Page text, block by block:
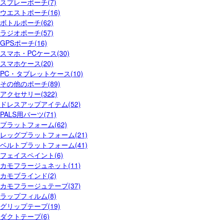
スプレーポーチ(7)
ウエストポーチ(16)
ボトルポーチ(62)
ラジオポーチ(57)
GPSポーチ(16)
スマホ・PCケース(30)
スマホケース(20)
PC・タブレットケース(10)
その他のポーチ(89)
アクセサリー(322)
ドレスアップアイテム(52)
PALS用パーツ(71)
プラットフォーム(62)
レッグプラットフォーム(21)
ベルトプラットフォーム(41)
フェイスペイント(6)
カモフラージュネット(11)
カモブラインド(2)
カモフラージュテープ(37)
ラップフィルム(8)
グリップテープ(19)
ダクトテープ(6)